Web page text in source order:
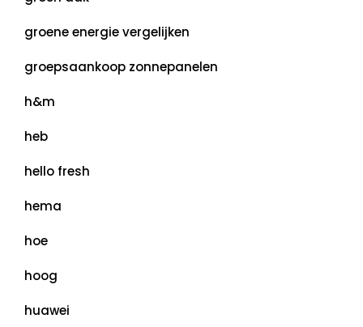
groene energie vergelijken
groepsaankoop zonnepanelen
h&m
heb
hello fresh
hema
hoe
hoog
huawei